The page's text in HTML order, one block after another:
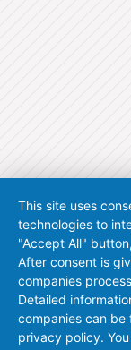
This site uses
technologies to
"Accept All"
After consent is
companies
Detailed
companies can
privacy policy.